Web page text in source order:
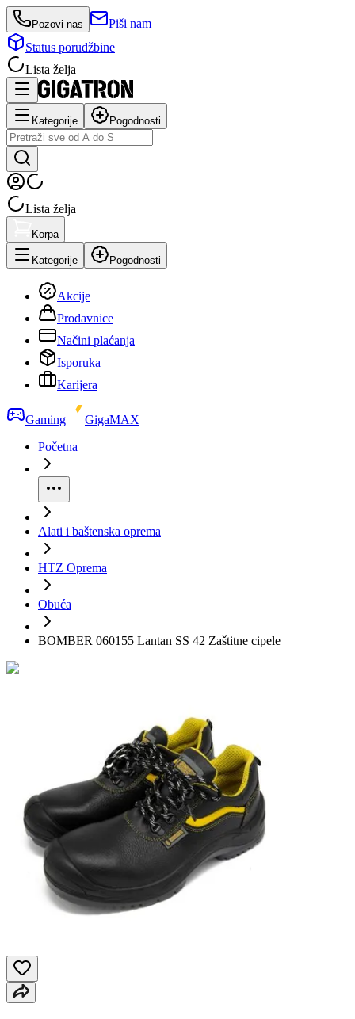
Pozovi nas
Piši nam
Status porudžbine
Lista želja
Kategorije Pogodnosti
Lista želja
Korpa
Kategorije Pogodnosti
Akcije
Prodavnice
Načini plaćanja
Isporuka
Karijera
Gaming
GigaMAX
Početna
Alati i baštenska oprema
HTZ Oprema
Obuća
BOMBER 060155 Lantan SS 42 Zaštitne cipele